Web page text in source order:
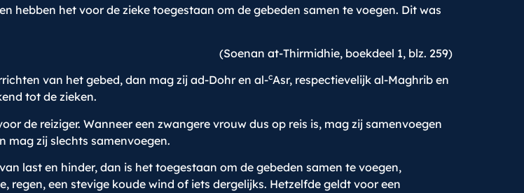
hebben het voor de zieke toegestaan om de gebeden samen te voegen. Dit was
(Soenan at-Thirmidhie, boekdeel 1, blz. 259)
van het gebed, dan mag zij ad-Dohr en al-cAsr, respectievelijk al-Maghrib en
tot de zieken.
de reiziger. Wanneer een zwangere vrouw dus op reis is, mag zij samenvoegen
mag zij slechts samenvoegen.
last en hinder, dan is het toegestaan om de gebeden samen te voegen,
een stevige koude wind of iets dergelijks. Hetzelfde geldt voor een